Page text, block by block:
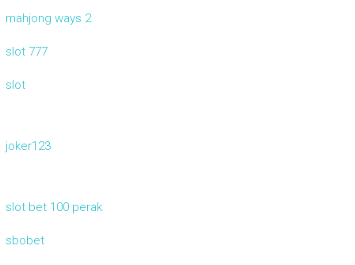
mahjong ways 2
slot 777
slot
joker123
slot bet 100 perak
sbobet